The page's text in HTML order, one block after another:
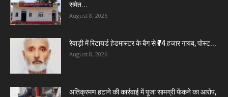
समेत...
August 8, 2026
रेवाड़ी में रिटायर्ड हेडमास्टर के बैग से ₹74 हजार गायब, पोस्ट...
August 8, 2026
अतिक्रमण हटाने की कार्रवाई में पूजा सामग्री फेंकने का आरोप,